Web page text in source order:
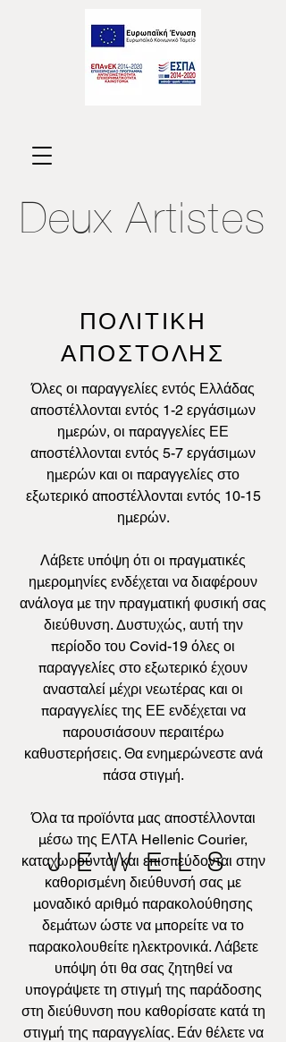
Deux Artistes
JEWELS
ΠΟΛΙΤΙΚΗ
ΑΠΟΣΤΟΛΗΣ
Όλες οι παραγγελίες εντός Ελλάδας
αποστέλλονται εντός 1-2 εργάσιμων
ημερών, οι παραγγελίες ΕΕ
αποστέλλονται εντός 5-7 εργάσιμων
ημερών και οι παραγγελίες στο
εξωτερικό αποστέλλονται εντός 10-15
ημερών.
Λάβετε υπόψη ότι οι πραγματικές
ημερομηνίες ενδέχεται να διαφέρουν
ανάλογα με την πραγματική φυσική σας
διεύθυνση. Δυστυχώς, αυτή την
περίοδο του Covid-19 όλες οι
παραγγελίες στο εξωτερικό έχουν
ανασταλεί μέχρι νεωτέρας και οι
παραγγελίες της ΕΕ ενδέχεται να
παρουσιάσουν περαιτέρω
καθυστερήσεις. Θα ενημερώνεστε ανά
πάσα στιγμή.
Όλα τα προϊόντα μας αποστέλλονται
μέσω της ΕΛΤΑ Hellenic Courier,
καταχωρούνται και επισπεύδονται στην
καθορισμένη διεύθυνσή σας με
μοναδικό αριθμό παρακολούθησης
δεμάτων ώστε να μπορείτε να το
παρακολουθείτε ηλεκτρονικά. Λάβετε
υπόψη ότι θα σας ζητηθεί να
υπογράψετε τη στιγμή της παράδοσης
στη διεύθυνση που καθορίσατε κατά τη
στιγμή της παραγγελίας. Εάν θέλετε να